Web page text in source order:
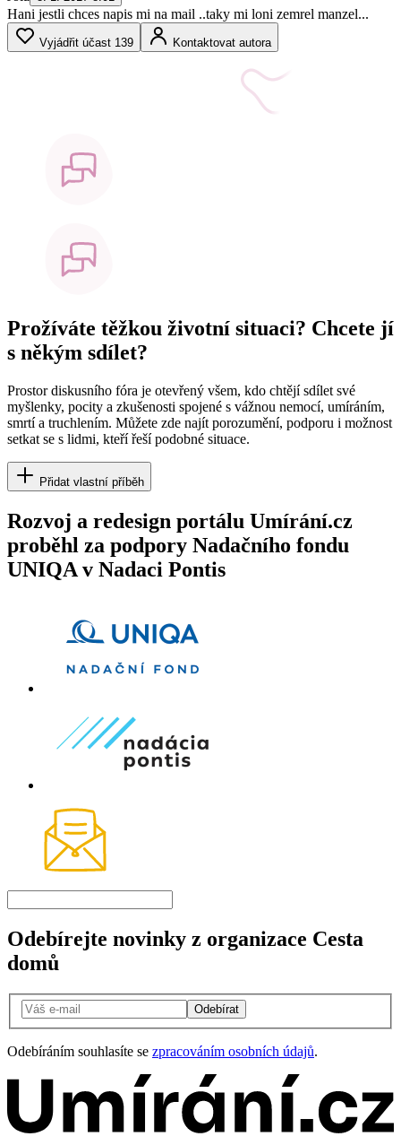
Hani jestli chces napis mi na mail ..taky mi loni zemrel manzel...
Vyjádřit účast 139 Kontaktovat autora
Prožíváte těžkou životní situaci? Chcete jí
s někým sdílet?
Prostor diskusního fóra je otevřený všem, kdo chtějí sdílet své
myšlenky, pocity a zkušenosti spojené s vážnou nemocí, umíráním,
smrtí a truchlením. Můžete zde najít porozumění, podporu i možnost
setkat se s lidmi, kteří řeší podobné situace.
Přidat vlastní příběh
Rozvoj a redesign portálu Umírání.cz
proběhl za podpory Nadačního fondu
UNIQA v Nadaci Pontis
Odebírejte novinky z organizace Cesta
domů
Odebírat
Odebíráním souhlasíte se zpracováním osobních údajů.